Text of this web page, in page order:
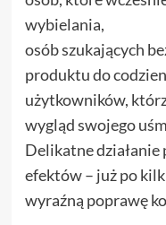
wybielania,
osób szukających
produktu do
użytkowników,
wygląd swojego
Delikatne działanie
efektów – już po
wyraźną poprawę